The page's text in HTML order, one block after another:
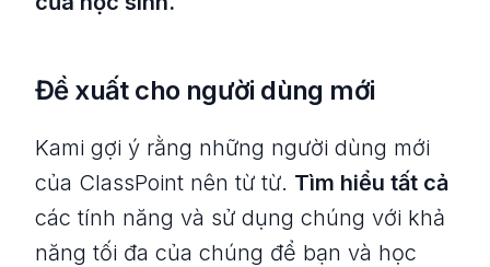
Đề xuất cho người dùng mới
Kami gợi ý rằng những người dùng mới
của ClassPoint nên từ từ. Tìm hiểu tất cả
các tính năng và sử dụng chúng với khả
năng tối đa của chúng để bạn và học